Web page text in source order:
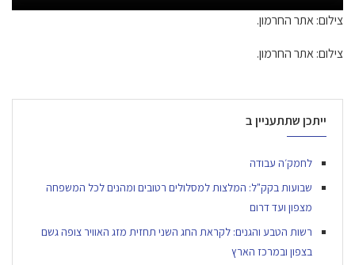
צילום: אתר החרמון.
צילום: אתר החרמון.
ייתכן שתתעניין ב
לחמק׳ה עבודה
שבועות בקק"ל: המלצות למסלולים רטובים ומהנים לכל המשפחה
מצפון ועד דרום
רשות הטבע והגנים: לקראת החג השני תחזית מזג האוויר צופה גשם
בצפון ובמרכז הארץ